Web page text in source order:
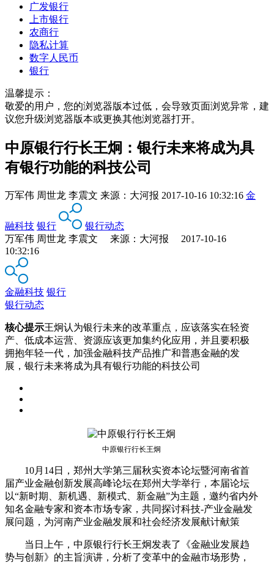
广发银行
上市银行
农商行
隐私计算
数字人民币
银行
温馨提示：
敬爱的用户，您的浏览器版本过低，会导致页面浏览异常，建
议您升级浏览器版本或更换其他浏览器打开。
中原银行行长王炯：银行未来将成为具
有银行功能的科技公司
万军伟 周世龙 李震文 来源： 大河报 2017-10-16 10:32:16 金
融科技 银行
银行动态
万军伟 周世龙 李震文 来源：大河报 2017-10-16
10:32:16
金融科技 银行
银行动态
核心提示王炯认为银行未来的改革重点，应该落实在轻资
产、低成本运营、资源应该更加集约化应用，并且要积极
拥抱年轻一代，加强金融科技产品推广和普惠金融的发
展，银行未来将成为具有银行功能的科技公司
中原银行行长王炯
10月14日，郑州大学第三届秋实资本论坛暨河南省首
届产业金融创新发展高峰论坛在郑州大学举行，本届论坛
以“新时期、新机遇、新模式、新金融”为主题，邀约省内外
知名金融专家和资本市场专家，共同探讨科技-产业金融发
展问题，为河南产业金融发展和社会经济发展献计献策
当日上午，中原银行行长王炯发表了《金融业发展趋
势与创新》的主旨演讲，分析了变革中的金融市场形势，